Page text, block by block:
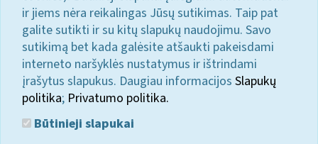
ir jiems nėra reikalingas Jūsų sutikimas. Taip pat
galite sutikti ir su kitų slapukų naudojimu. Savo
sutikimą bet kada galėsite atšaukti pakeisdami
interneto naršyklės nustatymus ir ištrindami
įrašytus slapukus. Daugiau informacijos Slapukų
politika; Privatumo politika.
Būtinieji slapukai